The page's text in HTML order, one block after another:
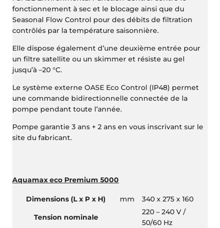
fonctionnement à sec et le blocage ainsi que du
Seasonal Flow Control pour des débits de filtration
contrôlés par la température saisonnière.
Elle dispose également d’une deuxième entrée pour
un filtre satellite ou un skimmer et résiste au gel
jusqu’à –20 °C.
Le système externe OASE Eco Control (IP48) permet
une commande bidirectionnelle connectée de la
pompe pendant toute l’année.
Pompe garantie 3 ans + 2 ans en vous inscrivant sur le
site du fabricant.
Aquamax eco Premium 5000
Dimensions (L x P x H) mm 340 x 275 x 160
Tension nominale
220 – 240 V /
50/60 Hz